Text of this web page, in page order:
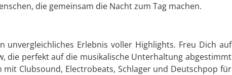
die gemeinsam die Nacht zum Tag machen.
unvergleichliches Erlebnis voller Highlights. Freu Dich auf
die perfekt auf die musikalische Unterhaltung abgestimmt
mit Clubsound, Electrobeats, Schlager und Deutschpop für